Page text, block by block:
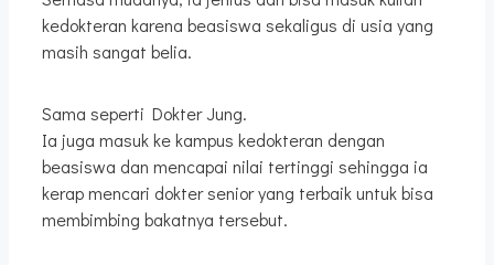
kedokteran karena beasiswa sekaligus di usia yang
masih sangat belia.
Sama seperti Dokter Jung.
Ia juga masuk ke kampus kedokteran dengan
beasiswa dan mencapai nilai tertinggi sehingga ia
kerap mencari dokter senior yang terbaik untuk bisa
membimbing bakatnya tersebut.